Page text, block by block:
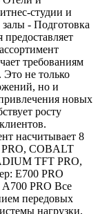
студии и
- Подготовка
требованиям
Это не только
но и
новых
росту
насчитывает 8
COBALT
TFT PRO,
E700 PRO
PRO Все
передовых
нагрузки,